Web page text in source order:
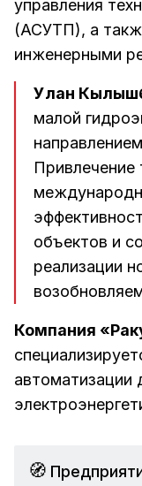
управления
(АСУТП), а
инженерными
Улан
малой
Привлечение
объектов и
реализации
Компания
автоматизации
🧭